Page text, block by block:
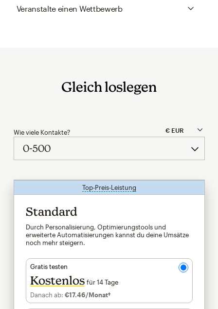
Veranstalte einen Wettbewerb
Gleich loslegen
Wie viele Kontakte?
Top-Preis-Leistung
Standard
Durch Personalisierung, Optimierungstools und
erweiterte Automatisierungen kannst du deine Umsätze
noch mehr steigern.
Gratis testen
Kostenlos für 14 Tage
Danach ab: €17.46/Monat†pro Monat†